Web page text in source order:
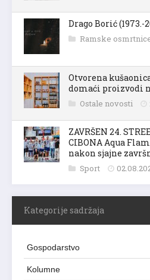
Drago Borić (1973.-
Ramske
Otvorena
domaći proizvodi
Ostale novosti
ZAVRŠEN 24.
CIBONA Aqua
nakon sjajne
Sport
Kategorije sadržaja
Gospodarstvo
Kolumne